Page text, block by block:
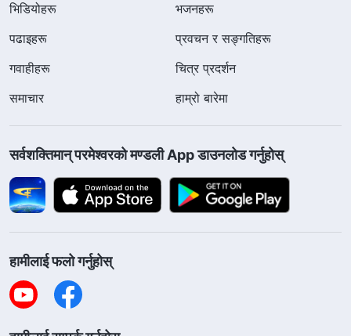
भिडियोहरू
भजनहरू
पढाइहरू
प्रवचन र सङ्गतिहरू
गवाहीहरू
चित्र प्रदर्शन
समाचार
हाम्रो बारेमा
सर्वशक्तिमान्‌ परमेश्‍वरको मण्डली App डाउनलोड गर्नुहोस्
हामीलाई फलो गर्नुहोस्